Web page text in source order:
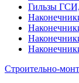
Гильзы
Строительно-